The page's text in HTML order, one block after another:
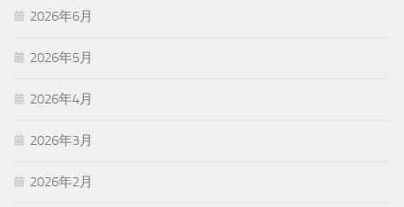
2026年6月
2026年5月
2026年4月
2026年3月
2026年2月